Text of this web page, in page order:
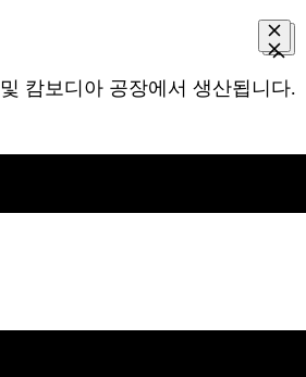
캄보디아 공장에서 생산됩니다.